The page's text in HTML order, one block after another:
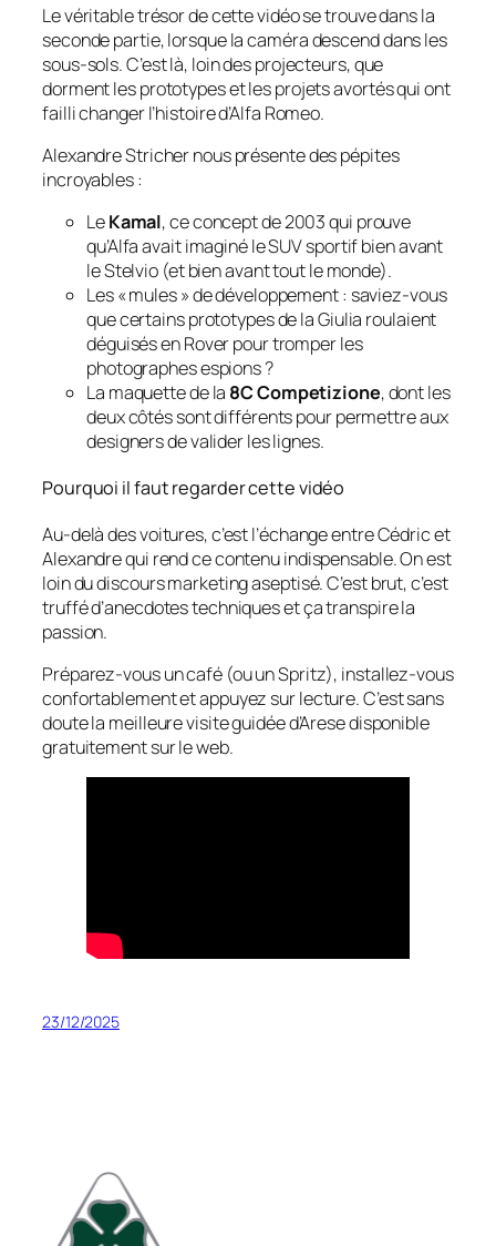
Le véritable trésor de cette vidéo se trouve dans la
seconde partie, lorsque la caméra descend dans les
sous-sols. C’est là, loin des projecteurs, que
dorment les prototypes et les projets avortés qui ont
failli changer l’histoire d’Alfa Romeo.
Alexandre Stricher nous présente des pépites
incroyables :
LeKamal, ce concept de 2003 qui prouve
qu’Alfa avait imaginé le SUV sportif bien avant
le Stelvio (et bien avant tout le monde).
Les « mules » de développement : saviez-vous
que certains prototypes de la Giulia roulaient
déguisés en Rover pour tromper les
photographes espions ?
La maquette de la 8C Competizione, dont les
deux côtés sont différents pour permettre aux
designers de valider les lignes.
Pourquoi il faut regarder cette vidéo
Au-delà des voitures, c’est l’échange entre Cédric et
Alexandre qui rend ce contenu indispensable. On est
loin du discours marketing aseptisé. C’est brut, c’est
truffé d’anecdotes techniques et ça transpire la
passion.
Préparez-vous un café (ou un Spritz), installez-vous
confortablement et appuyez sur lecture. C’est sans
doute la meilleure visite guidée d’Arese disponible
gratuitement sur le web.
23/12/2025